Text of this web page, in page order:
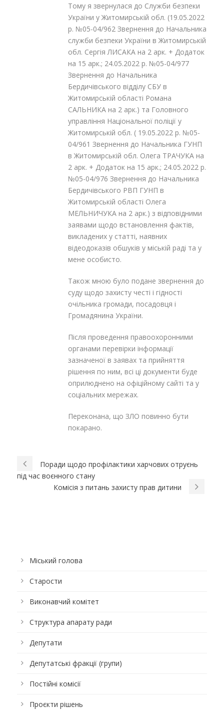
Тому я звернулася до Служби безпеки
України у Житомирській обл. (19.05.2022
р. №05-04/962 Звернення до Начальника
служби безпеки України в Житомирській
обл. Сергія ЛИСАКА на 2 арк. + Додаток
на 15 арк.; 24.05.2022 р. №05-04/977
Звернення до Начальника
Бердичівського відділу СБУ в
Житомирській області Романа
САЛЬНИКА на 2 арк.) та Головного
управління Національної поліції у
Житомирській обл. ( 19.05.2022 р. №05-
04/961 Звернення до Начальника ГУНП
в Житомирській обл. Олега ТРАЧУКА на
2 арк. + Додаток на 15 арк.; 24.05.2022 р.
№05-04/976 Звернення до Начальника
Бердичівського РВП ГУНП в
Житомирській області Олега
МЕЛЬНИЧУКА на 2 арк.) з відповідними
заявами щодо встановлення фактів,
викладених у статті, наявних
відеодоказів обшуків у міській раді та у
мене особисто.
Також мною було подане звернення до
суду щодо захисту честі і гідності
очільника громади, посадовця і
Громадянина України.
Після проведення правоохоронними
органами перевірки інформації
зазначеної в заявах та прийняття
рішення по ним, всі ці документи буде
оприлюднено на офіційному сайті та у
соціальних мережах.
Переконана, що ЗЛО повинно бути
покарано.
Поради щодо профілактики харчових отруєнь
під час воєнного стану
Комісія з питань захисту прав дитини
Міський голова
Старости
Виконавчий комітет
Структура апарату ради
Депутати
Депутатські фракції (групи)
Постійні комісії
Проєкти рішень